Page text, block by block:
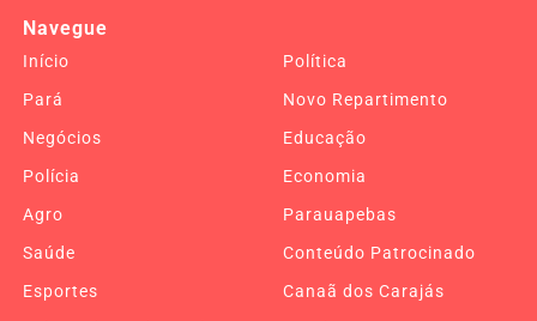
Navegue
Início
Política
Pará
Novo Repartimento
Negócios
Educação
Polícia
Economia
Agro
Parauapebas
Saúde
Conteúdo Patrocinado
Esportes
Canaã dos Carajás